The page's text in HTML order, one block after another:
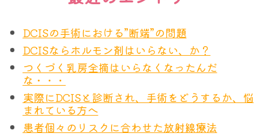
DCISの手術における”断端”の問題
DCISならホルモン剤はいらない、か？
つくづく乳房全摘はいらなくなったんだ
な・・・
実際にDCISと診断され、手術をどうするか、悩
まれている方へ
患者個々のリスクに合わせた放射線療法